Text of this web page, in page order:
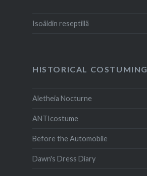
Isoäidin reseptillä
HISTORICAL COSTUMING
Aletheia Nocturne
ANTIcostume
Before the Automobile
Dawn's Dress Diary